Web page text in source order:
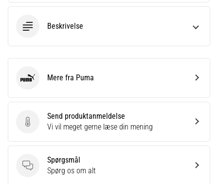
Beskrivelse
Send produktanmeldelse
Send produktanmeldelse
Vi vil meget gerne læse din mening
Spørgsmål
Spørgsmål
Spørg os om alt
Puma Mere fra Puma